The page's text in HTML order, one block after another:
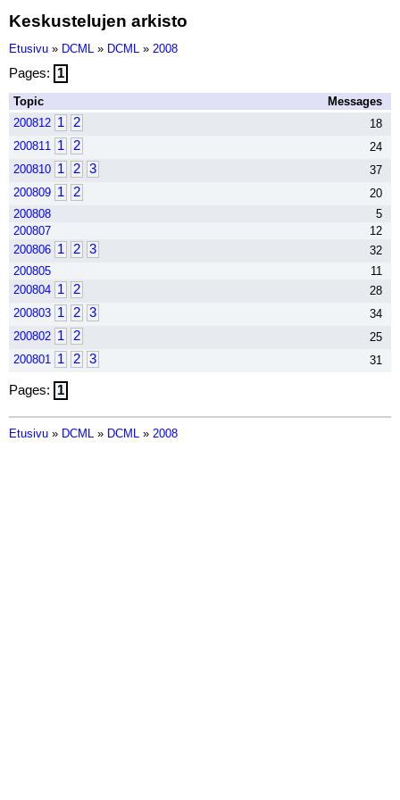
Keskustelujen arkisto
Etusivu » DCML » DCML » 2008
Pages: 1
Topic
Messages
200812 1 2
18
200811 1 2
24
200810 1 2 3
37
200809 1 2
20
200808
5
200807
12
200806 1 2 3
32
200805
11
200804 1 2
28
200803 1 2 3
34
200802 1 2
25
200801 1 2 3 31
Pages: 1
Etusivu » DCML » DCML » 2008